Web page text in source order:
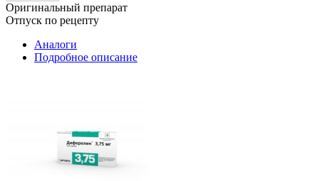
Оригинальный препарат
Отпуск по рецепту
Аналоги
Подробное описание